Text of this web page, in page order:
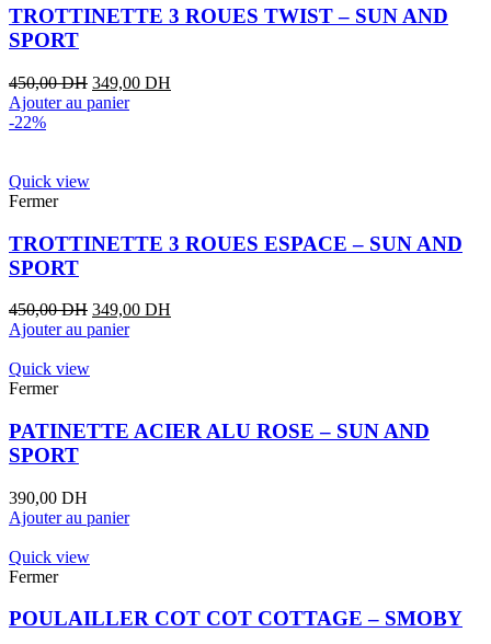
TROTTINETTE 3 ROUES TWIST – SUN AND
SPORT
450,00DH 349,00 DH
Ajouter au panier
-22%
Quick view
Fermer
TROTTINETTE 3 ROUES ESPACE – SUN AND
SPORT
450,00DH 349,00 DH
Ajouter au panier
Quick view
Fermer
PATINETTE ACIER ALU ROSE – SUN AND
SPORT
390,00 DH
Ajouter au panier
Quick view
Fermer
POULAILLER COT COT COTTAGE – SMOBY